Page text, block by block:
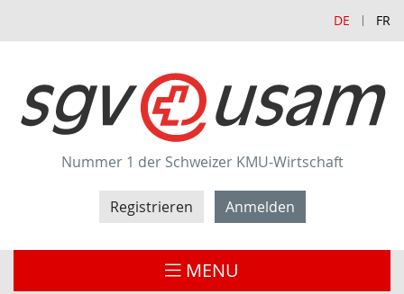
DE FR
Nummer 1 der Schweizer KMU-Wirtschaft
Registrieren Anmelden
MENU